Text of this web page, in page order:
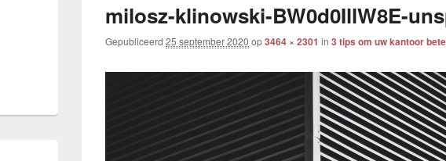
milosz-klinowski-BW0d0IllW8E-
Gepubliceerd 25 september 2020 op3464 × 2301 in 3 tips om uw kantoor